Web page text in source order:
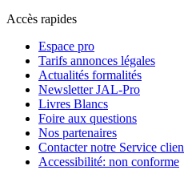
Accès rapides
Espace pro
Tarifs annonces légales
Actualités formalités
Newsletter JAL-Pro
Livres Blancs
Foire aux questions
Nos partenaires
Contacter notre Service
Accessibilité: non conforme